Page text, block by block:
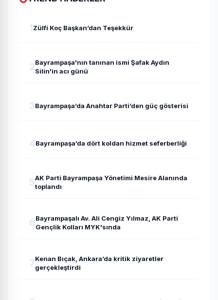
1Zülfi Koç Başkan’dan Teşekkür
2Bayrampaşa'nın tanınan ismi Şafak Aydın
Silin'in acı günü
3Bayrampaşa’da Anahtar Parti’den güç gösterisi
4Bayrampaşa’da dört koldan hizmet seferberliği
5AK Parti Bayrampaşa Yönetimi Mesire Alanında
toplandı
6Bayrampaşalı Av. Ali Cengiz Yılmaz, AK Parti
Gençlik Kolları MYK'sında
7Kenan Bıçak, Ankara’da kritik ziyaretler
gerçekleştirdi